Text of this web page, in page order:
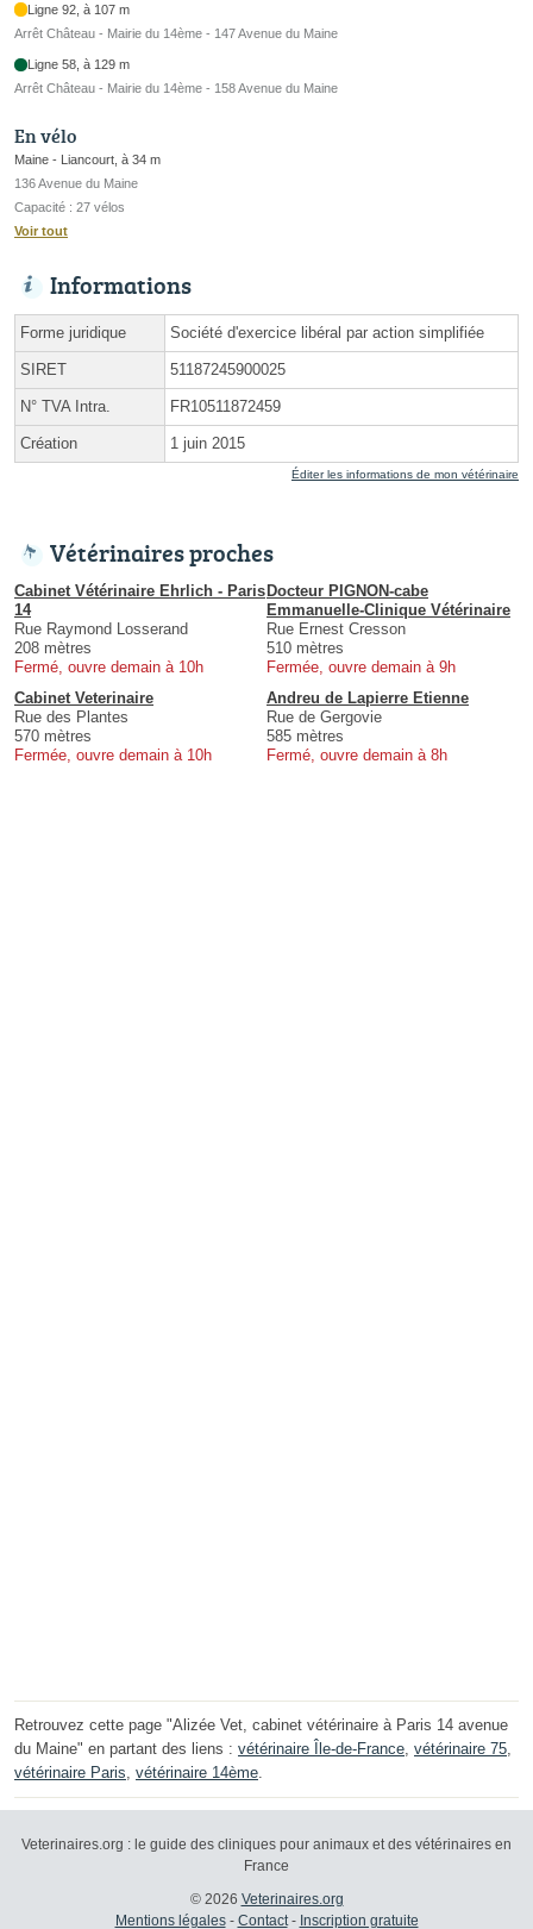
Ligne 92, à 107 m
Arrêt Château - Mairie du 14ème - 147 Avenue du Maine
Ligne 58, à 129 m
Arrêt Château - Mairie du 14ème - 158 Avenue du Maine
En vélo
Maine - Liancourt, à 34 m
136 Avenue du Maine
Capacité : 27 vélos
Voir tout
Informations
Forme juridique Société d'exercice libéral par action simplifiée
SIRET 51187245900025
N° TVA Intra. FR10511872459
Création 1 juin 2015
Éditer les informations de mon vétérinaire
Vétérinaires proches
Cabinet Vétérinaire Ehrlich - Paris
14
Rue Raymond Losserand
208 mètres
Fermé, ouvre demain à 10h
Docteur PIGNON-cabe
Emmanuelle-Clinique Vétérinaire
Rue Ernest Cresson
510 mètres
Fermée, ouvre demain à 9h
Cabinet Veterinaire
Rue des Plantes
570 mètres
Fermée, ouvre demain à 10h
Andreu de Lapierre Etienne
Rue de Gergovie
585 mètres
Fermé, ouvre demain à 8h
Retrouvez cette page "Alizée Vet, cabinet vétérinaire à Paris 14 avenue
du Maine" en partant des liens : vétérinaire Île-de-France vétérinaire 75
vétérinaire Paris vétérinaire 14ème
Veterinaires.org : le guide des cliniques pour animaux et des vétérinaires en
France
© 2026 Veterinaires.org
Mentions légales- Contact- Inscription gratuite